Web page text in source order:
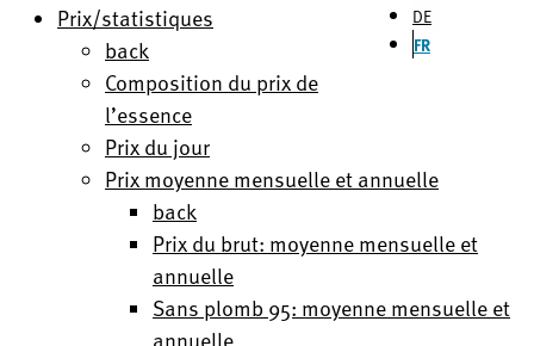
DE
FR
Prix/statistiques
back
Composition du prix de
l’essence
Prix du jour
Prix moyenne mensuelle et annuelle
back
Prix du brut: moyenne mensuelle et
annuelle
Sans plomb 95: moyenne mensuelle et
annuelle